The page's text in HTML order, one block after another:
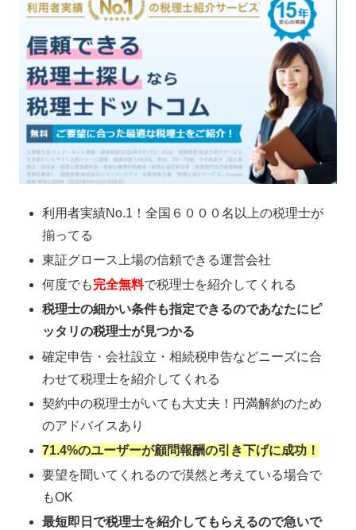
利用者実績No.1！全国６０００名以上の税理士が
揃ってる
東証グロース上場の信頼できる運営会社
何度でも完全無料で税理士を紹介してくれる
税理士の細かい条件も指定できるのであなたにピ
ッタリの税理士が見つかる
確定申告・会社設立・相続税申告などニーズに合
わせて税理士を紹介してくれる
契約中の税理士がいても大丈夫！円満解約のため
のアドバイスあり
71.4%のユーザーが顧問報酬の引き下げに成功！
要望を聞いてくれるので漠然と考えている場合で
もOK
最短即日で税理士を紹介してもらえるので急いで